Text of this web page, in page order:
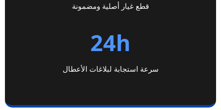
قطع غيار أصلية ومضمونة
24h
سرعة استجابة لبلاغات الأعطال